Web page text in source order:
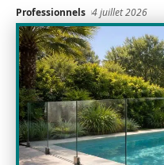
Professionnels 4 juillet 2026